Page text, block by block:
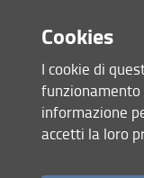
Site map
Cookies
I cookie di
funzionamento
informazione
accetti la loro